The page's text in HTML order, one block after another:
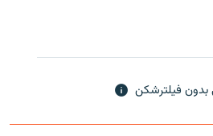
فیلترشکن